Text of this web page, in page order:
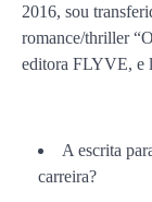
2016, sou
romance/thriller
editora FLYVE, e
A escrita
carreira?